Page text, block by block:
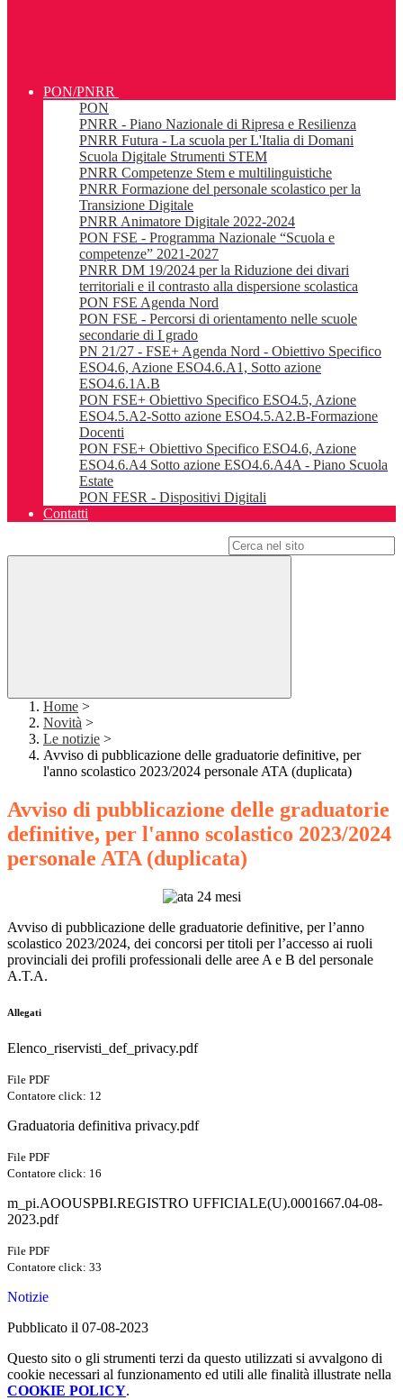
PON/PNRR
PON
PNRR - Piano Nazionale di Ripresa e Resilienza
PNRR Futura - La scuola per L'Italia di Domani
Scuola Digitale Strumenti STEM
PNRR Competenze Stem e multilinguistiche
PNRR Formazione del personale scolastico per la
Transizione Digitale
PNRR Animatore Digitale 2022-2024
PON FSE - Programma Nazionale “Scuola e
competenze” 2021-2027
PNRR DM 19/2024 per la Riduzione dei divari
territoriali e il contrasto alla dispersione scolastica
PON FSE Agenda Nord
PON FSE - Percorsi di orientamento nelle scuole
secondarie di I grado
PN 21/27 - FSE+ Agenda Nord - Obiettivo Specifico
ESO4.6, Azione ESO4.6.A1, Sotto azione
ESO4.6.1A.B
PON FSE+ Obiettivo Specifico ESO4.5, Azione
ESO4.5.A2-Sotto azione ESO4.5.A2.B-Formazione
Docenti
PON FSE+ Obiettivo Specifico ESO4.6, Azione
ESO4.6.A4 Sotto azione ESO4.6.A4A - Piano Scuola
Estate
PON FESR - Dispositivi Digitali
Contatti
Home >
Novità >
Le notizie >
Avviso di pubblicazione delle graduatorie definitive, per
l'anno scolastico 2023/2024 personale ATA (duplicata)
Avviso di pubblicazione delle graduatorie
definitive, per l'anno scolastico 2023/2024
personale ATA (duplicata)
Avviso di pubblicazione delle graduatorie definitive, per l’anno
scolastico 2023/2024, dei concorsi per titoli per l’accesso ai ruoli
provinciali dei profili professionali delle aree A e B del personale
A.T.A.
Allegati
Elenco_riservisti_def_privacy.pdf
File PDF
Contatore click: 12
Graduatoria definitiva privacy.pdf
File PDF
Contatore click: 16
m_pi.AOOUSPBI.REGISTRO UFFICIALE(U).0001667.04-08-
2023.pdf
File PDF
Contatore click: 33
Notizie
Pubblicato il 07-08-2023
Questo sito o gli strumenti terzi da questo utilizzati si avvalgono di
cookie necessari al funzionamento ed utili alle finalità illustrate nella
COOKIE POLICY.